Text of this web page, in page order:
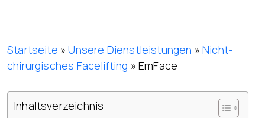
Startseite »Unsere Dienstleistungen »Nicht-
chirurgisches Facelifting »EmFace
Inhaltsverzeichnis